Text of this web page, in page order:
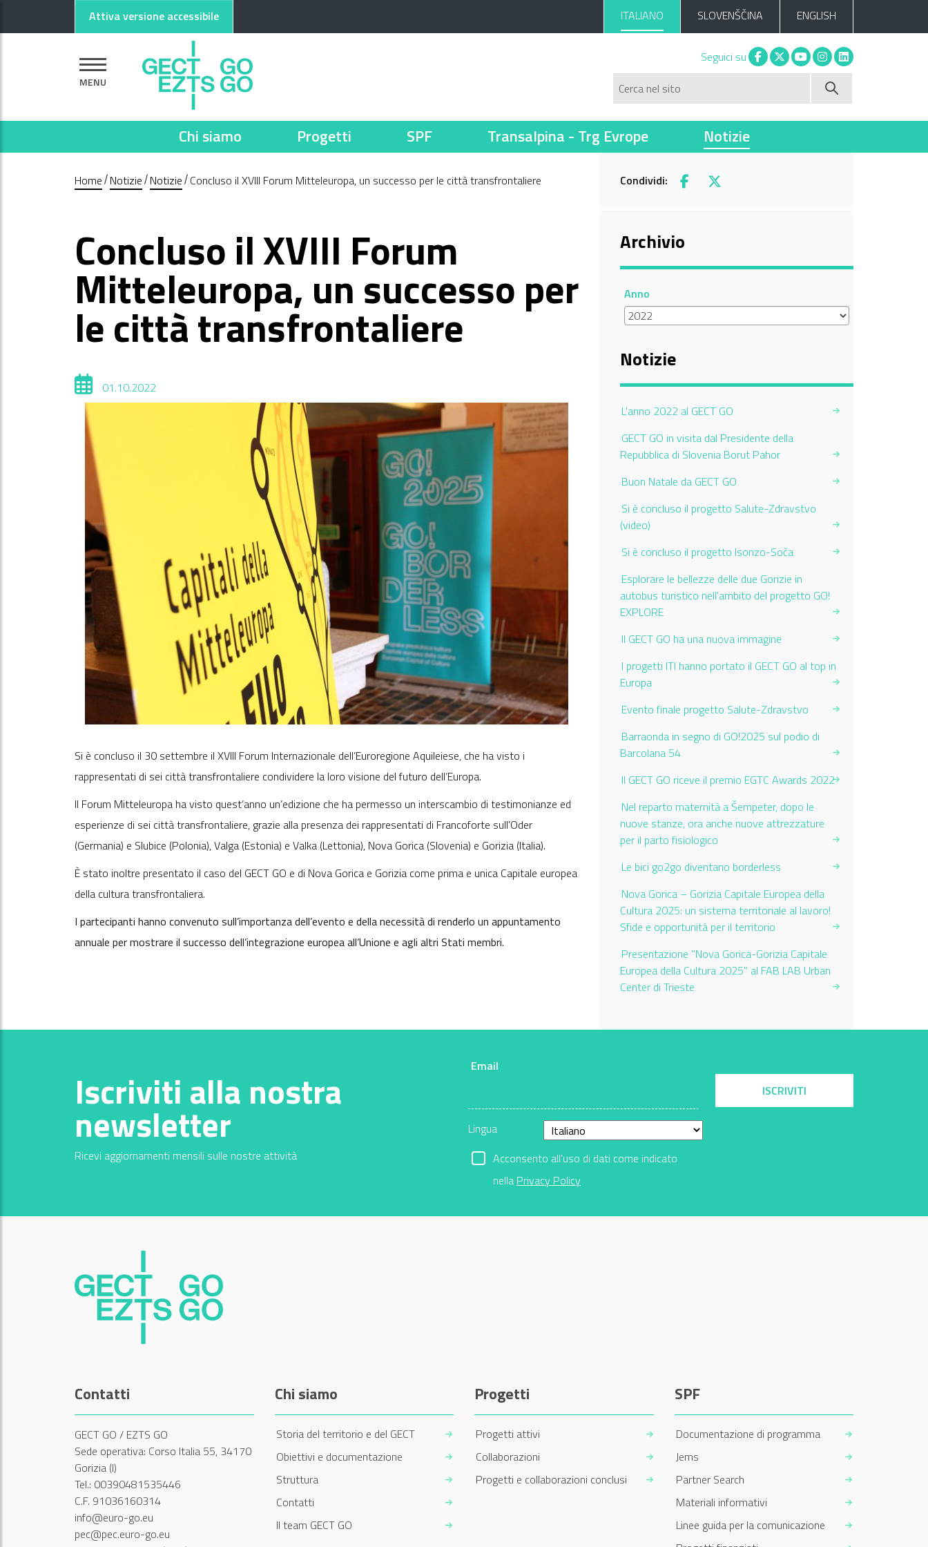
Attiva versione accessibile ITALIANO SLOVENŠČINA ENGLISH
MENU
Seguici su Facebook
X You tubeInstagram
Linkedin
Chi siamo Progetti SPF Transalpina - Trg Evrope Notizie
Home Notizie Notizie Concluso il XVIII Forum Mitteleuropa, un successo per le città transfrontaliere Condividi: Facebook
X
Concluso il XVIII Forum
Mitteleuropa, un successo per
le città transfrontaliere
01.10.2022
Si è concluso il 30 settembre il XVIII Forum Internazionale dell’Euroregione Aquileiese, che ha visto i
rappresentati di sei città transfrontaliere condividere la loro visione del futuro dell’Europa.
Il Forum Mitteleuropa ha visto quest’anno un’edizione che ha permesso un interscambio di testimonianze ed
esperienze di sei città transfrontaliere, grazie alla presenza dei rappresentati di Francoforte sull’Oder
(Germania) e Slubice (Polonia), Valga (Estonia) e Valka (Lettonia), Nova Gorica (Slovenia) e Gorizia (Italia).
È stato inoltre presentato il caso del GECT GO e di Nova Gorica e Gorizia come prima e unica Capitale europea
della cultura transfrontaliera.
I partecipanti hanno convenuto sull’importanza dell’evento e della necessità di renderlo un appuntamento
annuale per mostrare il successo dell’integrazione europea all’Unione e agli altri Stati membri.
Archivio
Anno
Notizie
L'anno 2022 al GECT GO
GECT GO in visita dal Presidente della
Repubblica di Slovenia Borut Pahor
Buon Natale da GECT GO
Si è concluso il progetto Salute-Zdravstvo
(video)
Si è concluso il progetto Isonzo-Soča
Esplorare le bellezze delle due Gorizie in
autobus turistico nell'ambito del progetto GO!
EXPLORE
Il GECT GO ha una nuova immagine
I progetti ITI hanno portato il GECT GO al top in
Europa
Evento finale progetto Salute-Zdravstvo
Barraonda in segno di GO!2025 sul podio di
Barcolana 54
Il GECT GO riceve il premio EGTC Awards 2022
Nel reparto maternità a Šempeter, dopo le
nuove stanze, ora anche nuove attrezzature
per il parto fisiologico
Le bici go2go diventano borderless
Nova Gorica – Gorizia Capitale Europea della
Cultura 2025: un sistema territoriale al lavoro!
Sfide e opportunità per il territorio
Presentazione "Nova Gorica-Gorizia Capitale
Europea della Cultura 2025" al FAB LAB Urban
Center di Trieste
Iscriviti alla nostra
newsletter
Ricevi aggiornamenti mensili sulle nostre attività
Email
Lingua
Acconsento all'uso di dati come indicato
nella Privacy Policy
ISCRIVITI
Contatti
GECT GO / EZTS GO
Sede operativa: Corso Italia 55, 34170
Gorizia (I)
Tel.: 00390481535446
C.F. 91036160314
info@euro-go.eu
pec@pec.euro-go.eu
Chi siamo
Storia del territorio e del GECT
Obiettivi e documentazione
Struttura
Contatti
Il team GECT GO
Progetti
Progetti attivi
Collaborazioni
Progetti e collaborazioni conclusi
SPF
Documentazione di programma
Jems
Partner Search
Materiali informativi
Linee guida per la comunicazione